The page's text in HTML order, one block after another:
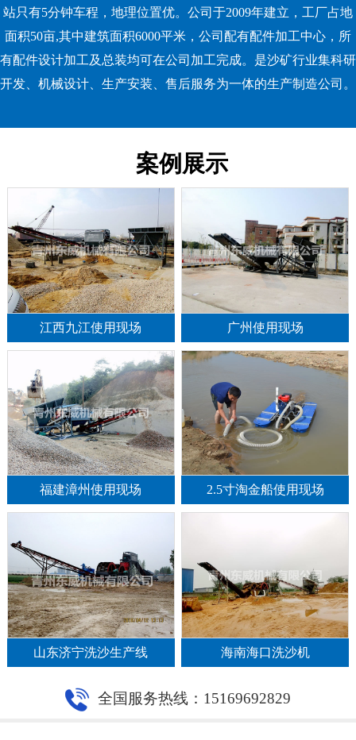
站只有5分钟车程，地理位置优。公司于2009年建立，工厂占地
面积50亩,其中建筑面积6000平米，公司配有配件加工中心，所
有配件设计加工及总装均可在公司加工完成。是沙矿行业集科研
开发、机械设计、生产安装、售后服务为一体的生产制造公司。
案例展示
江西九江使用现场 广州使用现场
福建漳州使用现场 2.5寸淘金船使用现场
山东济宁洗沙生产线 海南海口洗沙机
全国服务热线：15169692829